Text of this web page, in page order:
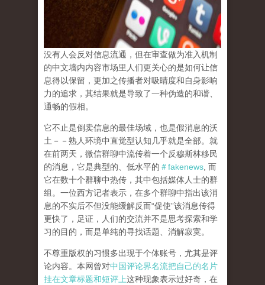
没有人会反对信息流通，但在审查做为准入机制
的中文墙内内容市场里人们更关心的是如何让信
息得以保留，更加之传播者对吸睛度和自身影响
力的追求，其结果就是导致了一种伪造的和谐、
通畅的假相。
它不止是倒卖信息的最佳场域，也是假消息的沃
土－－熟人环境中直觉型认知几乎就是全部。就
在前两天，微信群聊中流传着一个反穆斯林移民
的消息，它是典型的、低水平的 ＃fakenews , 而
它在数十个群聊中热传，其中包括媒体人士的群
组。一位西方记者表示，在多个群聊中指出该消
息的不实后不但没能缓解反而“促使”该消息传得
更快了，足证，人们的交流并不是思考探索和学
习的目的，而是单纯的寻找话题、消解寂寞。
不尊重版权的习惯多出现于个体账号，尤其是评
论内容。本网曾对中国评论界名流把自己的名片
挂在文章标题和短评上这种现象表示过好奇，在